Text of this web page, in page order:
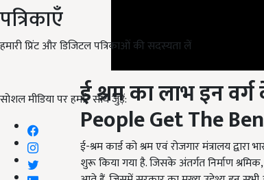
पत्रिकाएँ
हमारी प्रिंट और डिजिटल पत्रिकाओं की सदस्यता लें
सोशल मीडिया पर हमारे साथ जुड़ें:
ई श्रम का लाभ इन
People Get The
ई-श्रम कार्ड को श्रम एवं रोजगार मंत्रालय
शुरू किया गया है. जिसके अंतर्गत निर्माण
आते हैं. जिसमें सरकार का मुख्य उद्देश्य इन सभी